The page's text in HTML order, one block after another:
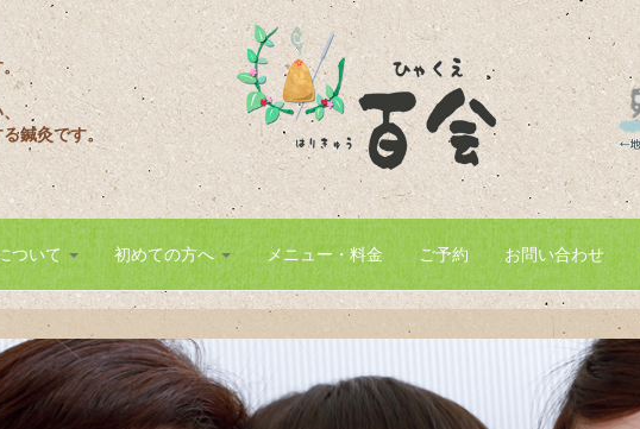
。
鍼灸です。
ついて 初めての方へ メニュー・料金 ご予約 お問い合わせ